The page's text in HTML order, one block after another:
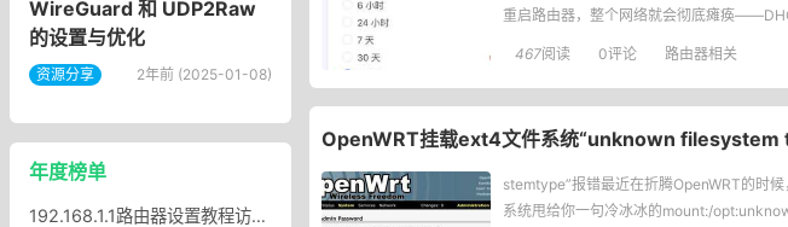
WireGuard 和 UDP2Raw
的设置与优化
资源分享 2年前 (2025-01-08)
年度榜单
192.168.1.1路由器设置教程访问192.168.1.1的方法
重启路由器，整个网络就会彻底瘫痪
467阅读 0评论 路由器相关
OpenWRT挂载ext4文件系统“unknown filesystem
stemtype”报错最近在折腾OpenWRT的时
系统甩给你一句冷冰冰的mount:/